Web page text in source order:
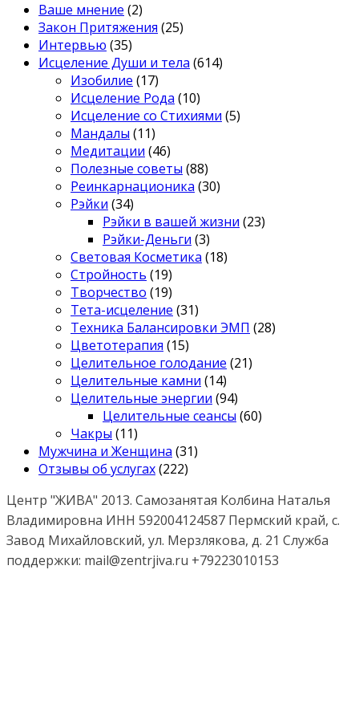
Ваше мнение (2)
Закон Притяжения (25)
Интервью (35)
Исцеление Души и тела (614)
Изобилие (17)
Исцеление Рода (10)
Исцеление со Стихиями (5)
Мандалы (11)
Медитации (46)
Полезные советы (88)
Реинкарнационика (30)
Рэйки (34)
Рэйки в вашей жизни (23)
Рэйки-Деньги (3)
Световая Косметика (18)
Стройность (19)
Творчество (19)
Тета-исцеление (31)
Техника Балансировки ЭМП (28)
Цветотерапия (15)
Целительное голодание (21)
Целительные камни (14)
Целительные энергии (94)
Целительные сеансы (60)
Чакры (11)
Мужчина и Женщина (31)
Отзывы об услугах(222)
Центр "ЖИВА" 2013. Самозанятая Колбина Наталья
Владимировна ИНН 592004124587 Пермский край, с.
Завод Михайловский, ул. Мерзлякова, д. 21 Служба
поддержки: mail@zentrjiva.ru +79223010153